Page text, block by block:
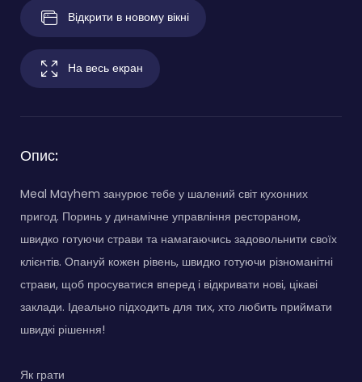
Відкрити в новому вікні
На весь екран
Опис:
Meal Mayhem занурює тебе у шалений світ кухонних
пригод. Поринь у динамічне управління рестораном,
швидко готуючи страви та намагаючись задовольнити своїх
клієнтів. Опануй кожен рівень, швидко готуючи різноманітні
страви, щоб просуватися вперед і відкривати нові, цікаві
заклади. Ідеально підходить для тих, хто любить приймати
швидкі рішення!
Як грати